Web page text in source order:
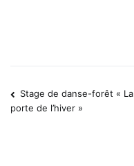
Navigation
Stage de danse-forêt « La
porte de l’hiver »